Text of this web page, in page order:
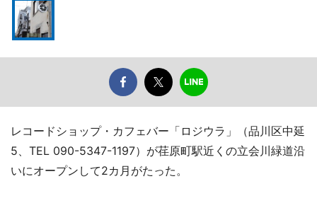
レコードショップ・カフェバー「ロジウラ」（品川区中延
5、TEL 090-5347-1197）が荏原町駅近くの立会川緑道沿
いにオープンして2カ月がたった。